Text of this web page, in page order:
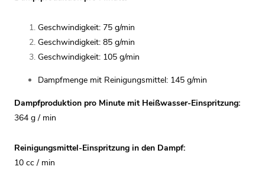
Geschwindigkeit: 75 g/min
Geschwindigkeit: 85 g/min
Geschwindigkeit: 105 g/min
Dampfmenge mit Reinigungsmittel: 145 g/min
Dampfproduktion pro Minute mit Heißwasser-Einspritzung:
364 g / min
Reinigungsmittel-Einspritzung in den Dampf:
10 cc / min